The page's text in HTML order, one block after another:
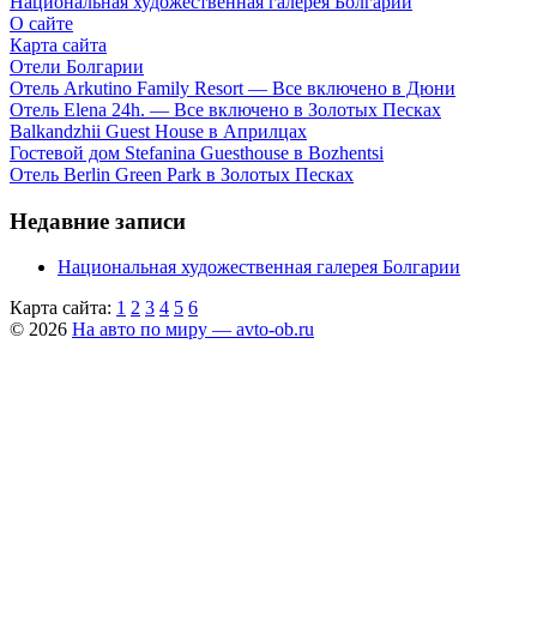
О сайте
Карта сайта
Отели Болгарии
Отель Arkutino Family Resort — Все включено в Дюни
Отель Elena 24h. — Все включено в Золотых Песках
Balkandzhii Guest House в Априлцах
Гостевой дом Stefanina Guesthouse в Bozhentsi
Отель Berlin Green Park в Золотых Песках
Недавние записи
Национальная художественная галерея Болгарии
Карта сайта: 1 2 3 4 5 6
© 2026 На авто по миру — avto-ob.ru